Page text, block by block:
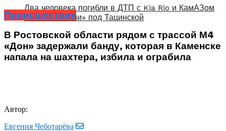
Два человека погибли в ДТП с Kia Rio и КамАЗом
«Почты России» под Тацинской
Происшествия
В Ростовской области рядом с трассой М4
«Дон» задержали банду, которая в Каменске
напала на шахтера, избила и ограбила
Автор:
Евгения Чеботарёва